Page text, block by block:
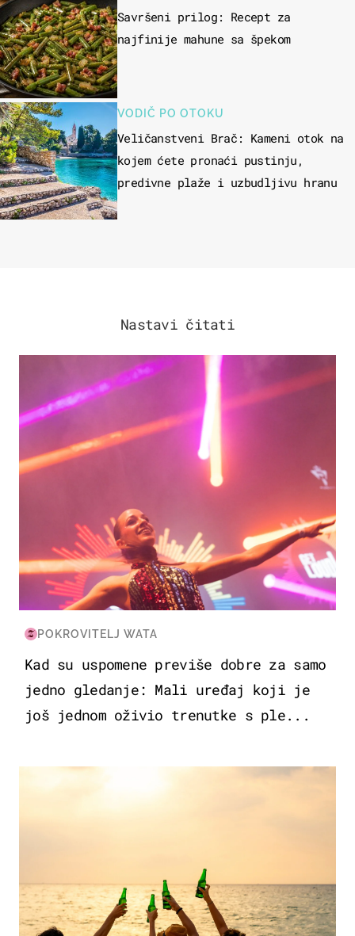
Savršeni prilog: Recept za
najfinije mahune sa špekom
VODIČ PO OTOKU
Veličanstveni Brač: Kameni otok na
kojem ćete pronaći pustinju,
predivne plaže i uzbudljivu hranu
Nastavi čitati
KULTURA & ZABAVA
POKROVITELJ WATA
Kad su uspomene previše dobre za samo
jedno gledanje: Mali uređaj koji je
još jednom oživio trenutke s ple...